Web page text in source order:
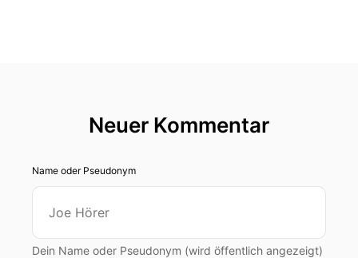
Neuer Kommentar
Name oder Pseudonym
Dein Name oder Pseudonym (wird öffentlich angezeigt)